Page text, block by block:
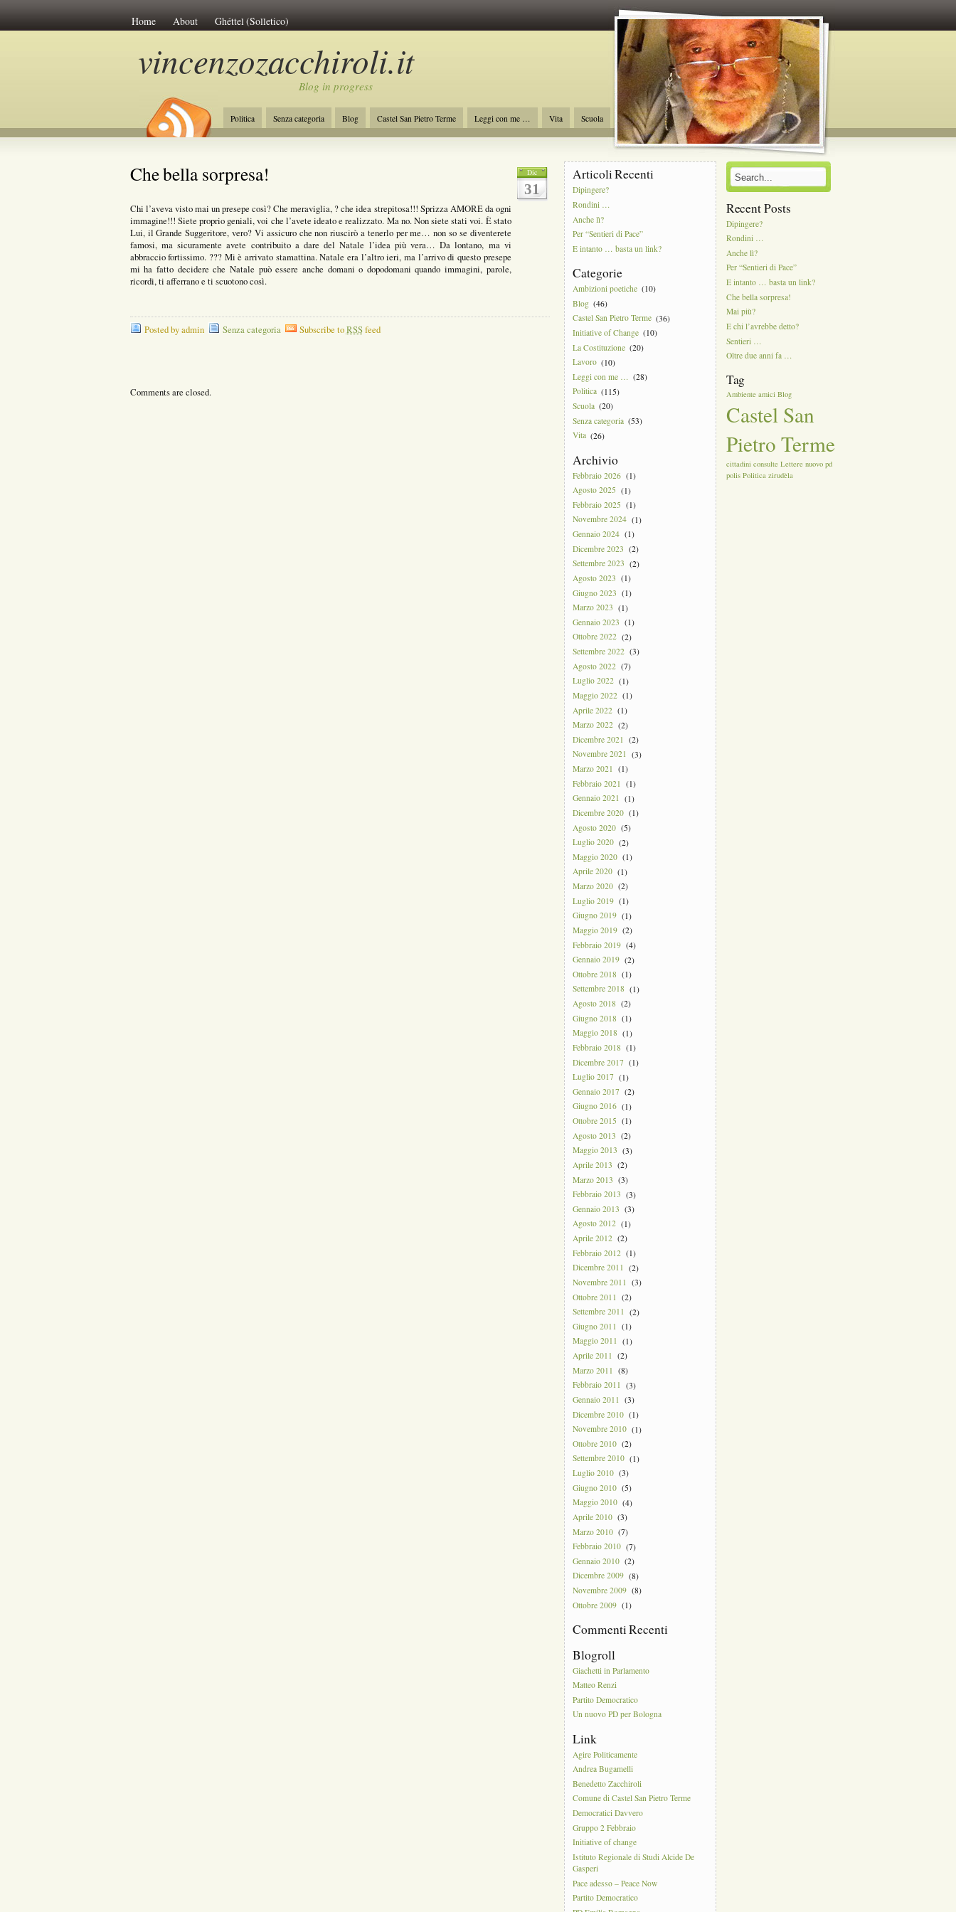
Home About Ghéttel (Solletico)
vincenzozacchiroli.it
Blog in progress
Politica Senza categoria Blog Castel San Pietro Terme Leggi con me … Vita
Scuola
La Costituzione
Lavoro Initiative of Change Ambizioni poetiche
Dic
31
Che bella sorpresa!
Chi l’aveva visto mai un presepe così? Che meraviglia, ? che idea strepitosa!!! Sprizza AMORE da ogni
immagine!!! Siete proprio geniali, voi che l’avete ideato e realizzato. Ma no. Non siete stati voi. È stato
Lui, il Grande Suggeritore, vero? Vi assicuro che non riuscirò a tenerlo per me… non so se diventerete
famosi, ma sicuramente avete contribuito a dare del Natale l’idea più vera… Da lontano, ma vi
abbraccio fortissimo. ??? Mi è arrivato stamattina. Natale era l’altro ieri, ma l’arrivo di questo presepe
mi ha fatto decidere che Natale può essere anche domani o dopodomani quando immagini, parole,
ricordi, ti afferrano e ti scuotono così.
Posted by admin Senza categoria Subscribe toRSSfeed
Comments are closed.
Articoli Recenti
Dipingere?
Rondini …
Anche lì?
Per “Sentieri di Pace”
E intanto … basta un link?
Categorie
Ambizioni poetiche (10)
Blog (46)
Castel San Pietro Terme (36)
Initiative of Change (10)
La Costituzione (20)
Lavoro (10)
Leggi con me … (28)
Politica (115)
Scuola (20)
Senza categoria (53)
Vita (26)
Archivio
Febbraio 2026 (1)
Agosto 2025 (1)
Febbraio 2025 (1)
Novembre 2024 (1)
Gennaio 2024 (1)
Dicembre 2023 (2)
Settembre 2023 (2)
Agosto 2023 (1)
Giugno 2023 (1)
Marzo 2023 (1)
Gennaio 2023 (1)
Ottobre 2022 (2)
Settembre 2022 (3)
Agosto 2022 (7)
Luglio 2022 (1)
Maggio 2022 (1)
Aprile 2022 (1)
Marzo 2022 (2)
Dicembre 2021 (2)
Novembre 2021 (3)
Marzo 2021 (1)
Febbraio 2021 (1)
Gennaio 2021 (1)
Dicembre 2020 (1)
Agosto 2020 (5)
Luglio 2020 (2)
Maggio 2020 (1)
Aprile 2020 (1)
Marzo 2020 (2)
Luglio 2019 (1)
Giugno 2019 (1)
Maggio 2019 (2)
Febbraio 2019 (4)
Gennaio 2019 (2)
Ottobre 2018 (1)
Settembre 2018 (1)
Agosto 2018 (2)
Giugno 2018 (1)
Maggio 2018 (1)
Febbraio 2018 (1)
Dicembre 2017 (1)
Luglio 2017 (1)
Gennaio 2017 (2)
Giugno 2016 (1)
Ottobre 2015 (1)
Agosto 2013 (2)
Maggio 2013 (3)
Aprile 2013 (2)
Marzo 2013 (3)
Febbraio 2013 (3)
Gennaio 2013 (3)
Agosto 2012 (1)
Aprile 2012 (2)
Febbraio 2012 (1)
Dicembre 2011 (2)
Novembre 2011 (3)
Ottobre 2011 (2)
Settembre 2011 (2)
Giugno 2011 (1)
Maggio 2011 (1)
Aprile 2011 (2)
Marzo 2011 (8)
Febbraio 2011 (3)
Gennaio 2011 (3)
Dicembre 2010 (1)
Novembre 2010 (1)
Ottobre 2010 (2)
Settembre 2010 (1)
Luglio 2010 (3)
Giugno 2010 (5)
Maggio 2010 (4)
Aprile 2010 (3)
Marzo 2010 (7)
Febbraio 2010 (7)
Gennaio 2010 (2)
Dicembre 2009 (8)
Novembre 2009 (8)
Ottobre 2009 (1)
Commenti Recenti
Blogroll
Giachetti in Parlamento
Matteo Renzi
Partito Democratico
Un nuovo PD per Bologna
Link
Agire Politicamente
Andrea Bugamelli
Benedetto Zacchiroli
Comune di Castel San Pietro Terme
Democratici Davvero
Gruppo 2 Febbraio
Initiative of change
Istituto Regionale di Studi Alcide De
Gasperi
Pace adesso – Peace Now
Partito Democratico
Recent Posts
Dipingere?
Rondini …
Anche lì?
Per “Sentieri di Pace”
E intanto … basta un link?
Che bella sorpresa!
Mai più?
E chi l’avrebbe detto?
Sentieri …
Oltre due anni fa …
Tag
Ambiente amici Blog
Castel San
Pietro Terme
cittadini consulte Lettere nuovo pd
polis Politica zirudèla